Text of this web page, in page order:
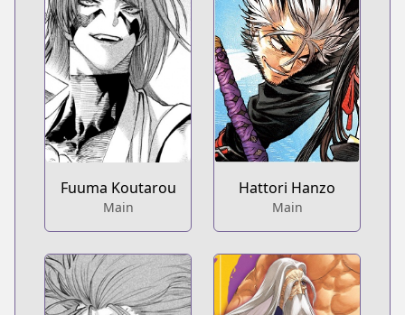
Fuuma Koutarou
Main
Hattori Hanzo
Main